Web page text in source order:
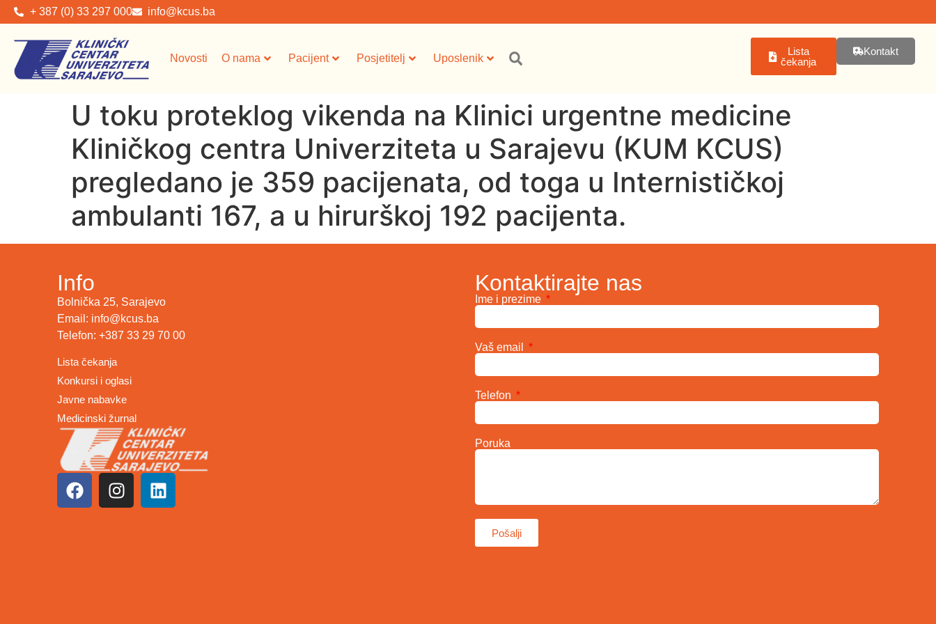
+ 387 (0) 33 297 000 info@kcus.ba
Novosti O nama Pacijent Posjetitelj Uposlenik
Lista
čekanja
Kontakt
U toku proteklog vikenda na Klinici urgentne medicine
Kliničkog centra Univerziteta u Sarajevu (KUM KCUS)
pregledano je 359 pacijenata, od toga u Internističkoj
ambulanti 167, a u hirurškoj 192 pacijenta.
Info
Bolnička 25, Sarajevo
Email: info@kcus.ba
Telefon: +387 33 29 70 00
Lista čekanja
Konkursi i oglasi
Javne nabavke
Medicinski žurnal
Kontaktirajte nas
Ime i prezime
Vaš email
Telefon
Poruka
Pošalji